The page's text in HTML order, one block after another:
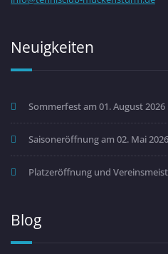
Neuigkeiten
Sommerfest am 01. August 2026
Saisoneröffnung am 02. Mai 2026
Platzeröffnung und
Blog